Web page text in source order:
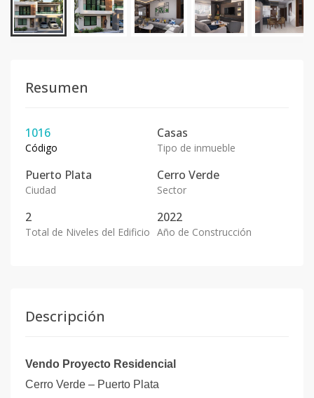
Resumen
1016
Código
Casas
Tipo de inmueble
Puerto Plata
Ciudad
Cerro Verde
Sector
2
Total de Niveles del Edificio
2022
Año de Construcción
Descripción
Vendo Proyecto Residencial
Cerro Verde – Puerto Plata